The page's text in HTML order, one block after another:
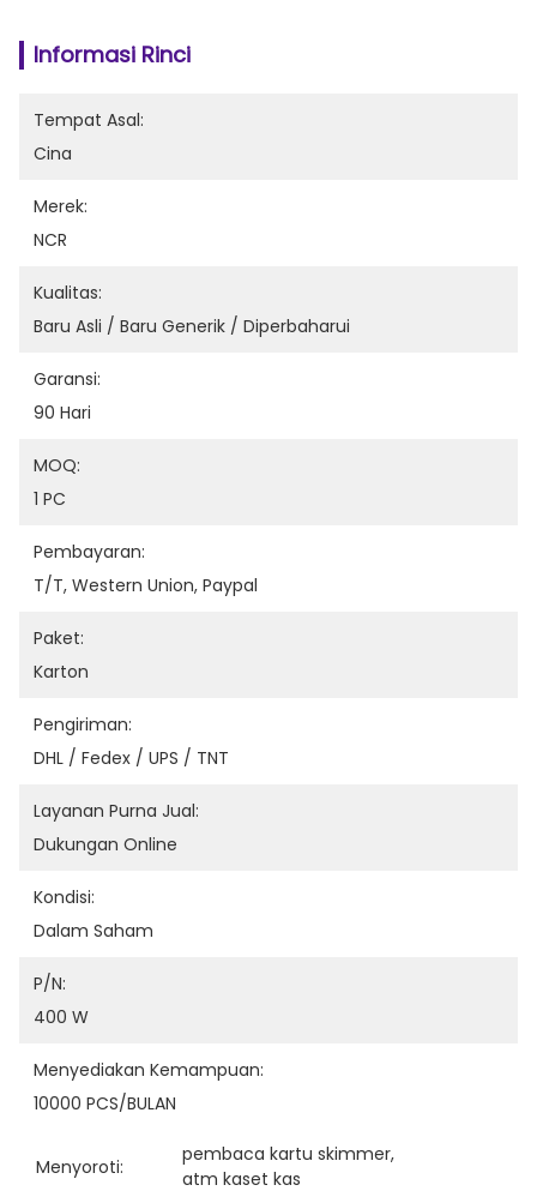
Informasi Rinci
Tempat Asal:
Cina
Merek:
NCR
Kualitas:
Baru Asli / Baru Generik / Diperbaharui
Garansi:
90 Hari
MOQ:
1 PC
Pembayaran:
T/T, Western Union, Paypal
Paket:
Karton
Pengiriman:
DHL / Fedex / UPS / TNT
Layanan Purna Jual:
Dukungan Online
Kondisi:
Dalam Saham
P/N:
400 W
Menyediakan Kemampuan:
10000 PCS/BULAN
Menyoroti:
pembaca kartu skimmer,
atm kaset kas